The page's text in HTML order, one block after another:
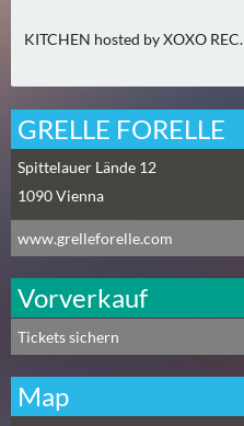
)
E
B
E
R
O
R
G
E
N
0
KITCHEN hosted by XOXO REC.
GRELLE FORELLE
Spittelauer Lände 12
1090Vienna
www.grelleforelle.com
Vorverkauf
Tickets sichern
Map